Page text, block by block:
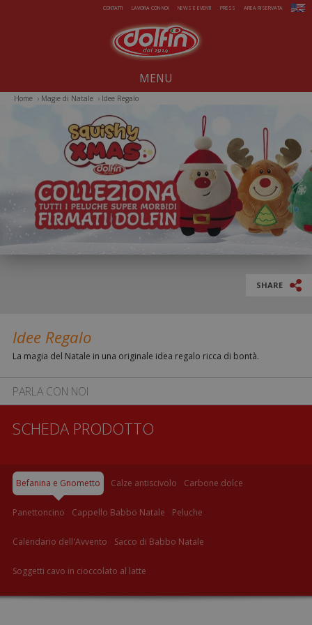
Salta al contenuto principaleCONTATTI LAVORA CON NOI NEWS E EVENTI PRESS AREA RISERVATA
Noi dal 1914
Dolcezze per tutto l'anno
Estate da gelare
Magie di Natale
Pasqua sorprendente
Iniziative Speciali
MENU
Home › Magie di Natale › Idee Regalo
SHARE
Idee Regalo
La magia del Natale in una originale idea regalo ricca di bontà.
PARLA CON NOI
SCHEDA PRODOTTO
Befanina e Gnometto Calze antiscivolo Carbone dolce
Panettoncino Cappello Babbo Natale Peluche
Calendario dell'Avvento Sacco di Babbo Natale
Soggetti cavo in cioccolato al latte